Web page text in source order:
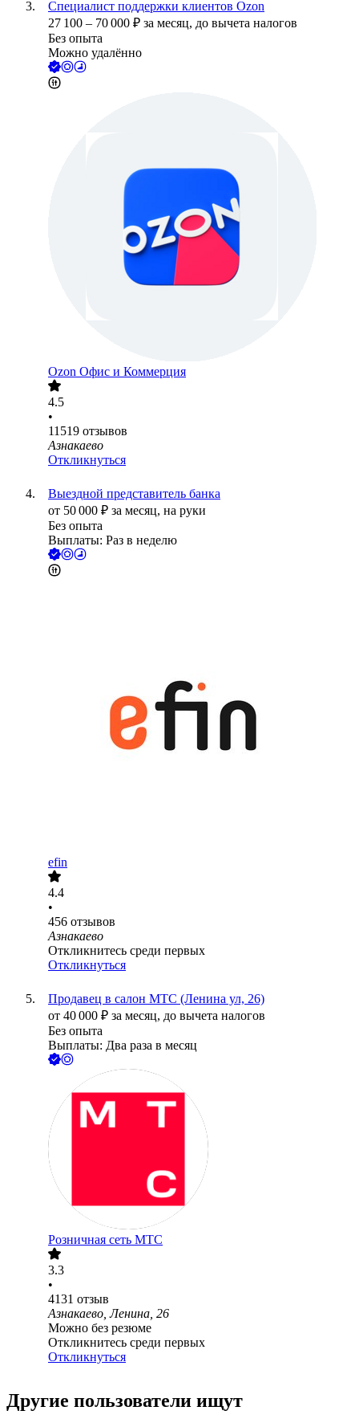
Специалист поддержки клиентов Ozon
27 100 – 70 000 ₽ за месяц, до вычета налогов
Без опыта
Можно удалённо
Ozon Офис и Коммерция
4.5
•
11519 отзывов
Азнакаево
Откликнуться
Выездной представитель банка
от 50 000 ₽ за месяц, на руки
Без опыта
Выплаты: Раз в неделю
efin
4.4
•
456 отзывов
Азнакаево
Откликнитесь среди первых
Откликнуться
Продавец в салон МТС (Ленина ул, 26)
от 40 000 ₽ за месяц, до вычета налогов
Без опыта
Выплаты: Два раза в месяц
Розничная сеть МТС
3.3
•
4131 отзыв
Азнакаево, Ленина, 26
Можно без резюме
Откликнитесь среди первых
Откликнуться
Другие пользователи ищут